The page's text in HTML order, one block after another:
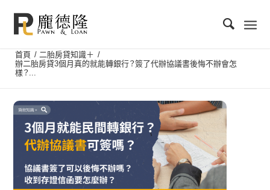
首頁 / 二胎房貸知識＋ /
辦二胎房貸3個月真的就能轉銀行？簽了代辦協議書後悔不辦會怎
樣？...